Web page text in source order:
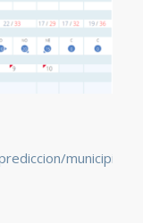
municipios/